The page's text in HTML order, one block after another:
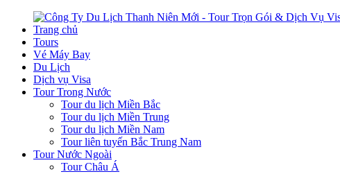
Trang chủ
Tours
Vé Máy Bay
Du Lịch
Dịch vụ Visa
Tour Trong Nước
Tour du lịch Miền Bắc
Tour du lịch Miền Trung
Tour du lịch Miền Nam
Tour liên tuyến Bắc Trung Nam
Tour Nước Ngoài
Tour Châu Á